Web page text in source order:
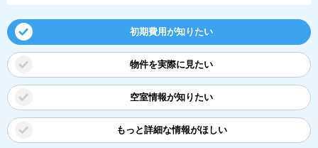
初期費用が知りたい
物件を実際に見たい
空室情報が知りたい
もっと詳細な情報がほしい